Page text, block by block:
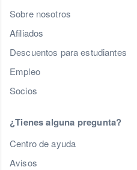
Sobre nosotros
Afiliados
Descuentos para estudiantes
Empleo
Socios
¿Tienes alguna pregunta?
Centro de ayuda
Avisos